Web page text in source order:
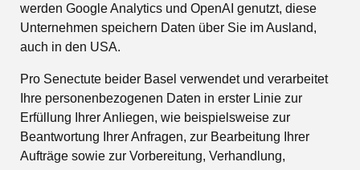
werden Google Analytics und OpenAI genutzt, diese
Unternehmen speichern Daten über Sie im Ausland,
auch in den USA.
Pro Senectute beider Basel verwendet und verarbeitet
Ihre personenbezogenen Daten in erster Linie zur
Erfüllung Ihrer Anliegen, wie beispielsweise zur
Beantwortung Ihrer Anfragen, zur Bearbeitung Ihrer
Aufträge sowie zur Vorbereitung, Verhandlung,